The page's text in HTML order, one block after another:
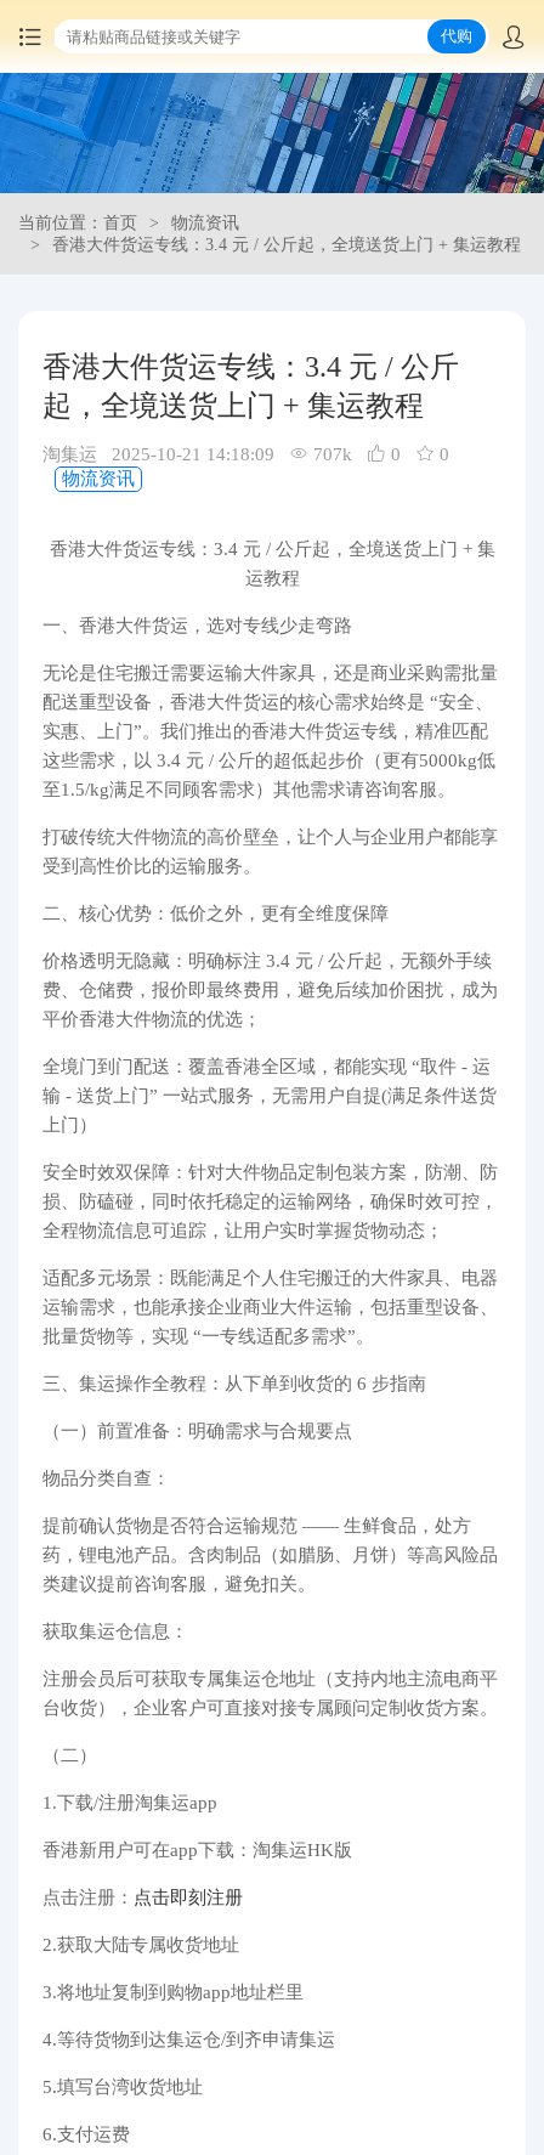
首页
中国商品代购
集运服务
查询运单
物流资讯
代购问答
关于我们
代购
当前位置：首页
物流资讯
香港大件货运专线：3.4 元 / 公斤起，全境送货上门 + 集运教程
香港大件货运专线：3.4 元 / 公斤
起，全境送货上门 + 集运教程
淘集运 2025-10-21 14:18:09 707k 0
0
物流资讯
香港大件货运专线：3.4 元 / 公斤起，全境送货上门 + 集
运教程
一、香港大件货运，选对专线少走弯路
无论是住宅搬迁需要运输大件家具，还是商业采购需批量
配送重型设备，香港大件货运的核心需求始终是 “安全、
实惠、上门”。我们推出的香港大件货运专线，精准匹配
这些需求，以 3.4 元 / 公斤的超低起步价（更有5000kg低
至1.5/kg满足不同顾客需求）其他需求请咨询客服。
打破传统大件物流的高价壁垒，让个人与企业用户都能享
受到高性价比的运输服务。
二、核心优势：低价之外，更有全维度保障
价格透明无隐藏：明确标注 3.4 元 / 公斤起，无额外手续
费、仓储费，报价即最终费用，避免后续加价困扰，成为
平价香港大件物流的优选；
全境门到门配送：覆盖香港全区域，都能实现 “取件 - 运
输 - 送货上门” 一站式服务，无需用户自提(满足条件送货
上门）
安全时效双保障：针对大件物品定制包装方案，防潮、防
损、防磕碰，同时依托稳定的运输网络，确保时效可控，
全程物流信息可追踪，让用户实时掌握货物动态；
适配多元场景：既能满足个人住宅搬迁的大件家具、电器
运输需求，也能承接企业商业大件运输，包括重型设备、
批量货物等，实现 “一专线适配多需求”。
三、集运操作全教程：从下单到收货的 6 步指南
（一）前置准备：明确需求与合规要点
物品分类自查：
提前确认货物是否符合运输规范 —— 生鲜食品，处方
药，锂电池产品。含肉制品（如腊肠、月饼）等高风险品
类建议提前咨询客服，避免扣关。
获取集运仓信息：
注册会员后可获取专属集运仓地址（支持内地主流电商平
台收货），企业客户可直接对接专属顾问定制收货方案。
（二）
1.下载/注册淘集运app
香港新用户可在app下载：淘集运HK版
点击注册： 点击即刻注册
2.获取大陆专属收货地址
3.将地址复制到购物app地址栏里
4.等待货物到达集运仓/到齐申请集运
5.填写台湾收货地址
6.支付运费